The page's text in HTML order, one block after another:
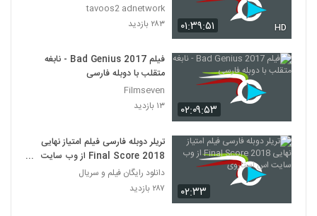
۰۱:۳۹:۵۱ HD
tavoos2 adnetwork
۲۸۳ بازدید
۰۲:۰۹:۵۳
فیلم Bad Genius 2017 - نابغه
متقلب با دوبله فارسی
Filmseven
۱۳ بازدید
۰۲:۳۳
تریلر دوبله فارسی فیلم امتیاز نهایی
Final Score 2018 از وب سایت
اس استاروی
دانلود رایگان فیلم و سریال
۲۸۷ بازدید